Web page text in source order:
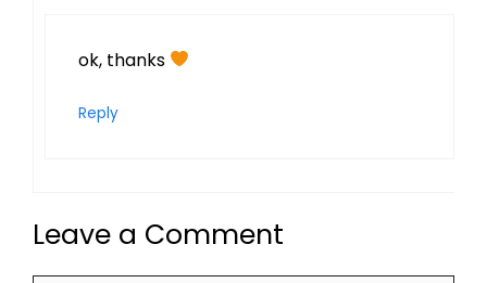
ok, thanks
Reply
Leave a Comment